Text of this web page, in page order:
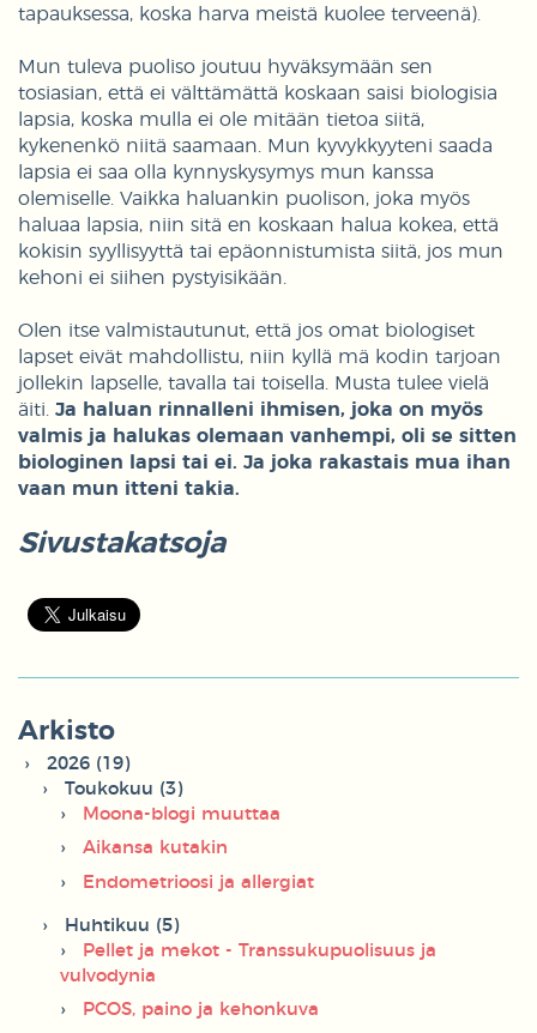
tapauksessa, koska harva meistä kuolee terveenä).
Mun tuleva puoliso joutuu hyväksymään sen
tosiasian, että ei välttämättä koskaan saisi biologisia
lapsia, koska mulla ei ole mitään tietoa siitä,
kykenenkö niitä saamaan. Mun kyvykkyyteni saada
lapsia ei saa olla kynnyskysymys mun kanssa
olemiselle. Vaikka haluankin puolison, joka myös
haluaa lapsia, niin sitä en koskaan halua kokea, että
kokisin syyllisyyttä tai epäonnistumista siitä, jos mun
kehoni ei siihen pystyisikään.
Olen itse valmistautunut, että jos omat biologiset
lapset eivät mahdollistu, niin kyllä mä kodin tarjoan
jollekin lapselle, tavalla tai toisella. Musta tulee vielä
äiti. Ja haluan rinnalleni ihmisen, joka on myös
valmis ja halukas olemaan vanhempi, oli se sitten
biologinen lapsi tai ei. Ja joka rakastais mua ihan
vaan mun itteni takia.
Sivustakatsoja
Arkisto
2026 (19)
Toukokuu (3)
Moona-blogi muuttaa
Aikansa kutakin
Endometrioosi ja allergiat
Huhtikuu (5)
Pellet ja mekot - Transsukupuolisuus ja
vulvodynia
PCOS, paino ja kehonkuva